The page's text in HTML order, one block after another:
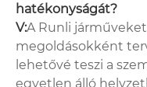
hatékonyságát?
V:A Runli
megoldásokként
lehetővé teszi a
egyetlen álló